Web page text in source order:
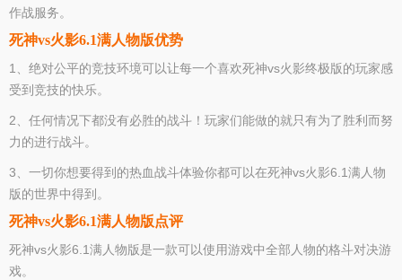
作战服务。
死神vs火影6.1满人物版优势
1、绝对公平的竞技环境可以让每一个喜欢死神vs火影终极版的玩家感
受到竞技的快乐。
2、任何情况下都没有必胜的战斗！玩家们能做的就只有为了胜利而努
力的进行战斗。
3、一切你想要得到的热血战斗体验你都可以在死神vs火影6.1满人物
版的世界中得到。
死神vs火影6.1满人物版点评
死神vs火影6.1满人物版是一款可以使用游戏中全部人物的格斗对决游
戏。